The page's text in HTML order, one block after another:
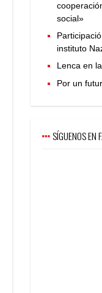
social»
instituto
Lenca en
Por un
SÍGUENOS EN